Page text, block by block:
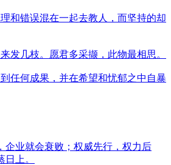
和错误混在一起去教人，而坚持的却
发几枝。愿君多采撷，此物最相思。
任何成果，并在希望和忧郁之中自暴
企业就会衰败；权威先行，权力后
上。